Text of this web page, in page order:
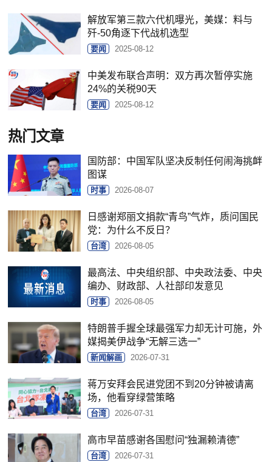
解放军第三款六代机曝光，美媒：料与
歼-50角逐下代战机选型
要闻 2025-08-12
中美发布联合声明：双方再次暂停实施
24%的关税90天
要闻 2025-08-12
热门文章
国防部：中国军队坚决反制任何闹海挑衅
图谋
时事 2026-08-07
日感谢郑丽文捐款“青鸟”气炸，质问国民
党：为什么不反日？
台湾 2026-08-05
最高法、中央组织部、中央政法委、中央
编办、财政部、人社部印发意见
时事 2026-08-05
特朗普手握全球最强军力却无计可施，外
媒揭美伊战争“无解三选一”
新闻解画 2026-07-31
蒋万安拜会民进党团不到20分钟被请离
场，他看穿绿营策略
台湾 2026-07-31
高市早苗感谢各国慰问“独漏赖清德”
台湾 2026-07-31